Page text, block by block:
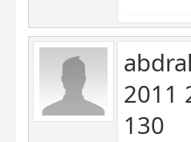
2011
130